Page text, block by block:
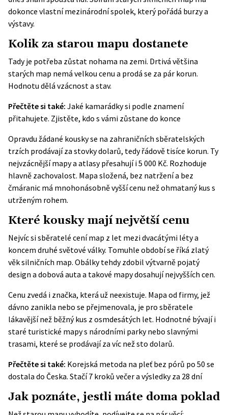
dokonce vlastní mezinárodní spolek, který pořádá burzy a
výstavy.
Kolik za starou mapu dostanete
Tady je potřeba zůstat nohama na zemi. Drtivá většina
starých map nemá velkou cenu a prodá se za pár korun.
Hodnotu dělá vzácnost a stav.
Přečtěte si také: Jaké kamarádky si podle znamení
přitahujete. Zjistěte, kdo s vámi zůstane do konce
Opravdu žádané kousky se na zahraničních sběratelských
trzích prodávají za stovky dolarů, tedy řádově tisíce korun. Ty
nejvzácnější mapy a atlasy přesahují i 5 000 Kč. Rozhoduje
hlavně zachovalost. Mapa složená, bez natržení a bez
čmáranic má mnohonásobně vyšší cenu než ohmataný kus s
utrženým rohem.
Které kousky mají největší cenu
Nejvíc si sběratelé cení map z let mezi dvacátými léty a
koncem druhé světové války. Tomuhle období se říká zlatý
věk silničních map. Obálky tehdy zdobil výtvarně pojatý
design a dobová auta a takové mapy dosahují nejvyšších cen.
Cenu zvedá i značka, která už neexistuje. Mapa od firmy, jež
dávno zanikla nebo se přejmenovala, je pro sběratele
lákavější než běžný kus z osmdesátých let. Hodnotné bývají i
staré turistické mapy s národními parky nebo slavnými
trasami, které se prodávají za víc než sto dolarů.
Přečtěte si také: Korejská metoda na pleť bez pórů po 50 se
dostala do Česka. Stačí 7 kroků večer a výsledky za 28 dní
Jak poznáte, jestli máte doma poklad